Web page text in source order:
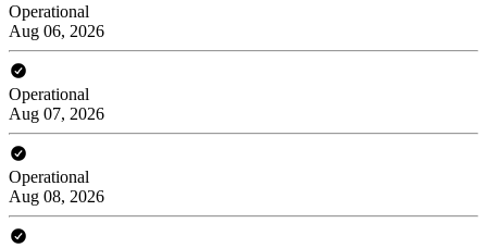
Operational
Aug 06, 2026
Operational
Aug 07, 2026
Operational
Aug 08, 2026